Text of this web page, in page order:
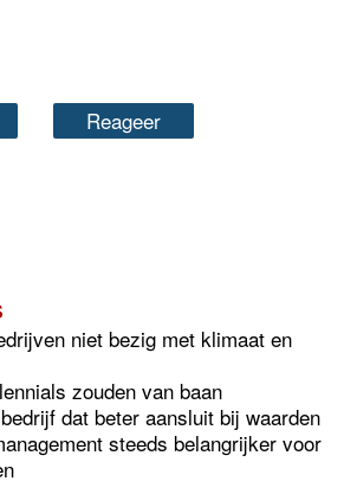
Reageer
niet bezig met klimaat en
zouden van baan
dat beter aansluit bij waarden
steeds belangrijker voor